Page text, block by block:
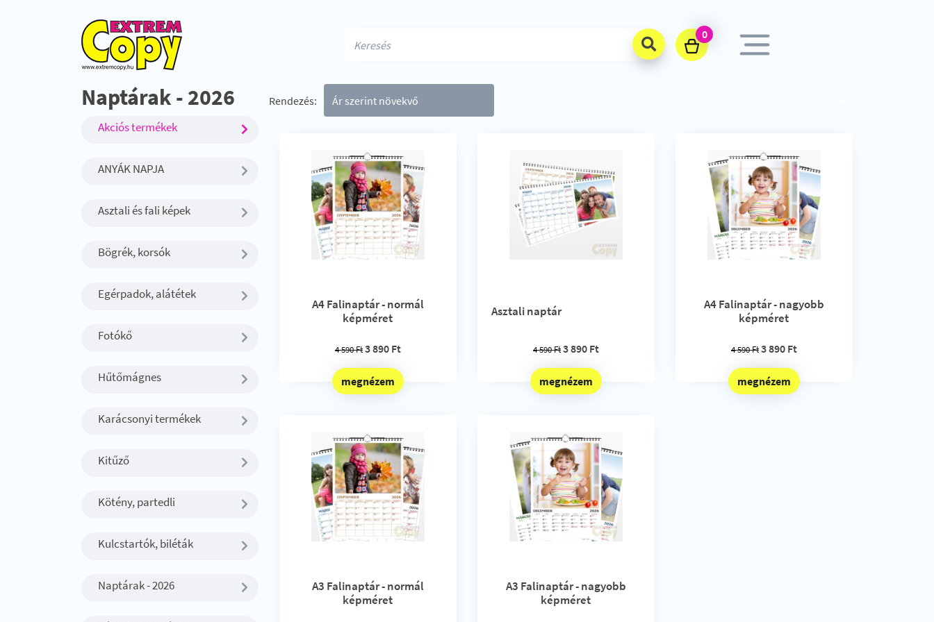
0
Naptárak - 2026
Akciós termékek
ANYÁK NAPJA
Asztali és fali képek
Bögrék, korsók
Egérpadok, alátétek
Fotókő
Hűtőmágnes
Karácsonyi termékek
Kitűző
Kötény, partedli
Kulcstartók, biléták
Naptárak - 2026
Rendezés:
A4 Falinaptár - normál
képméret
4 590 Ft3 890 Ft
megnézem
Asztali naptár
4 590 Ft3 890 Ft
megnézem
A4 Falinaptár - nagyobb
képméret
4 590 Ft3 890 Ft
megnézem
A3 Falinaptár - normál
képméret
A3 Falinaptár - nagyobb
képméret